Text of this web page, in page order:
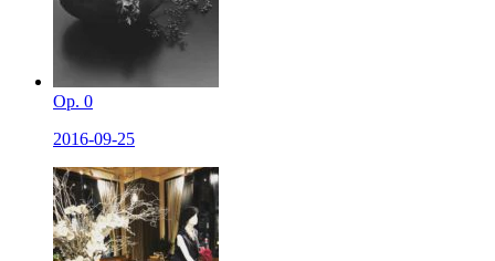
Op. 0
2016-09-25